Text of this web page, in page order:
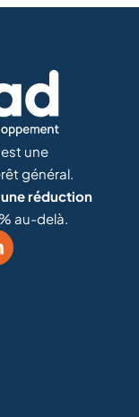
une
général.
réduction
% au-delà.